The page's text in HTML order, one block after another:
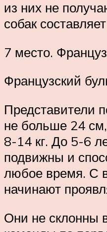
из них не
собак
7 место.
Французский
Представители
не больше 24 см,
8-14 кг. До 5-6
подвижны и
любое время. С
начинают
Они не склонны